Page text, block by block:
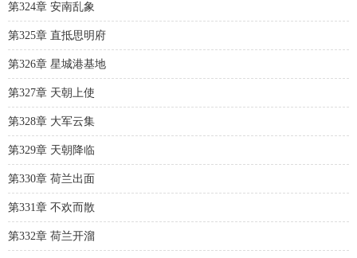
第324章 安南乱象
第325章 直抵思明府
第326章 星城港基地
第327章 天朝上使
第328章 大军云集
第329章 天朝降临
第330章 荷兰出面
第331章 不欢而散
第332章 荷兰开溜